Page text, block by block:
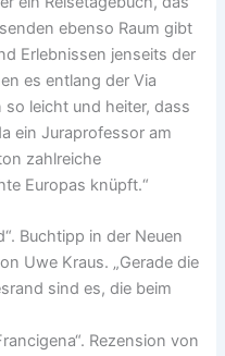
ebenso Raum gibt
Erlebnissen jenseits der
es entlang der Via
leicht und heiter, dass
ein Juraprofessor am
zahlreiche
Europas knüpft.“
Buchtipp in der Neuen
Uwe Kraus. „Gerade die
sind es, die beim
Rezension von